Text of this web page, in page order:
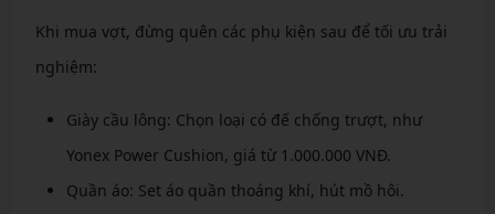
Khi mua vợt, đừng quên các phụ kiện sau để tối ưu trải
nghiệm:
Giày cầu lông: Chọn loại có đế chống trượt, như
Yonex Power Cushion, giá từ 1.000.000 VNĐ.
Quần áo: Set áo quần thoáng khí, hút mồ hôi.